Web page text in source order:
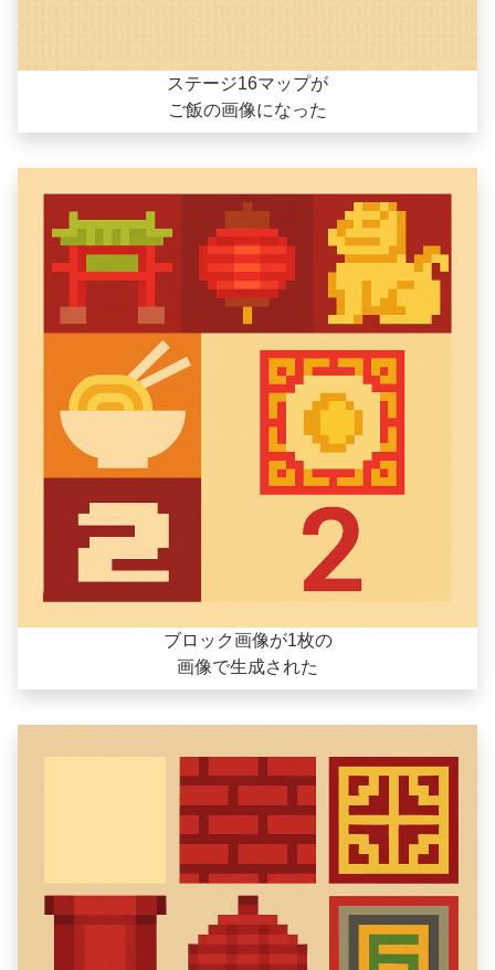
ステージ16マップが
ご飯の画像になった
ブロック画像が1枚の
画像で生成された